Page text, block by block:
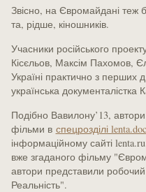
Звісно, на Євромайдані теж
та, рідше, кіношників.
Учасники російського
Кісєльов, Максім Пахомов,
Україні практично з перших
українська документалістка
Подібно Вавилону’13,
фільми в спецрозділі lenta.doc
інформаційному сайті
вже згаданого фільму
автори представили
Реальність".